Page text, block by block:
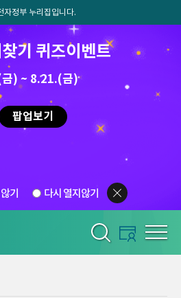
자정부 누리집입니다.
기 퀴즈이벤트
) ~ 8.21.(금)
팝업보기
기 다시 열지않기